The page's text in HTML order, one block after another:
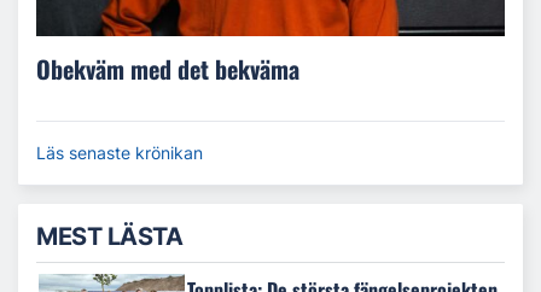
Obekväm med det bekväma
Läs senaste krönikan
MEST LÄSTA